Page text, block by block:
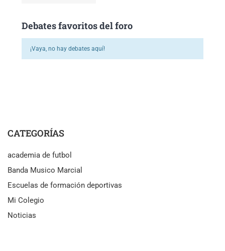
Debates favoritos del foro
¡Vaya, no hay debates aquí!
CATEGORÍAS
academia de futbol
Banda Musico Marcial
Escuelas de formación deportivas
Mi Colegio
Noticias